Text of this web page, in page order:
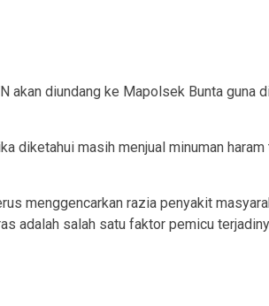
akan diundang ke Mapolsek Bunta guna
diketahui masih menjual minuman
menggencarkan razia penyakit
adalah salah satu faktor pemicu